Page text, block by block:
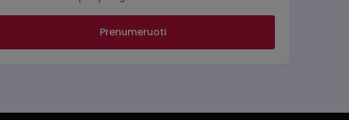
Prenumeruoti